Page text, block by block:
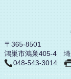
〒365-8501
鴻巣市鴻巣405-4 埼
048-543-3014